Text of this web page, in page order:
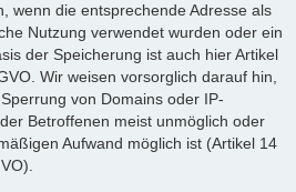
wenn die entsprechende Adresse als
Nutzung verwendet wurden oder ein
der Speicherung ist auch hier Artikel
Wir weisen vorsorglich darauf hin,
von Domains oder IP-
Betroffenen meist unmöglich oder
Aufwand möglich ist (Artikel 14